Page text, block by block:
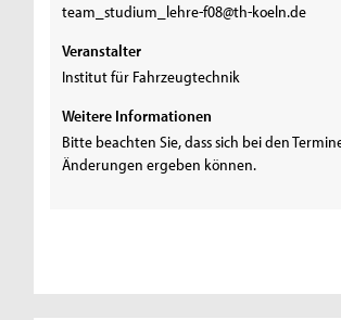
team_studium_lehre-f08@th-koeln.de
Veranstalter
Institut für Fahrzeugtechnik
Weitere Informationen
Bitte beachten Sie, dass sich bei den
Änderungen ergeben können.